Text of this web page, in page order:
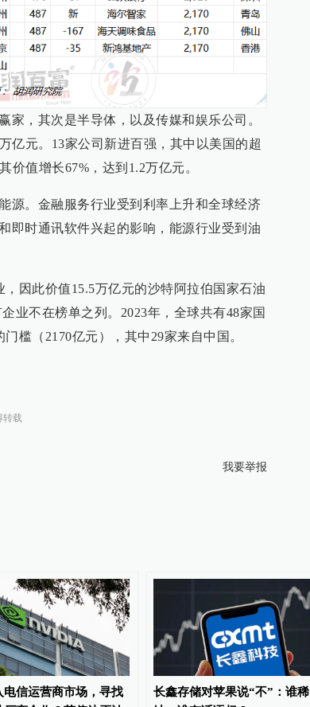
家，其次是半导体，以及传媒和娱乐公司。
亿元。13家公司新进百强，其中以美国的超
价值增长67%，达到1.2万亿元。
源。金融服务行业受到利率上升和全球经济
即时通讯软件兴起的影响，能源行业受到油
因此价值15.5万亿元的沙特阿拉伯国家石油
业不在榜单之列。2023年，全球共有48家国
槛（2170亿元），其中29家来自中国。
转载
我要举报
电信运营商市场，寻找
长鑫存储对苹果说“不”：谁稀